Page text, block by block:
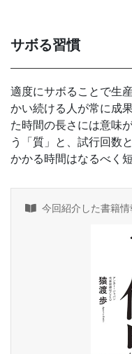
サボる習慣
適度にサボることで生
かい続ける人が常に成
た時間の長さには意味
う「質」と、試行回数
かかる時間はなるべく
今回紹介した書籍情